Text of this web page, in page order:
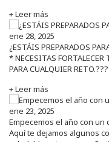
+ Leer más
ene 28, 2025
¿ESTÁIS PREPARADOS
* NECESITAS
PARA CUALQUIER
+ Leer más
ene 23, 2025
Empecemos el año con
Aquí te dejamos algunos